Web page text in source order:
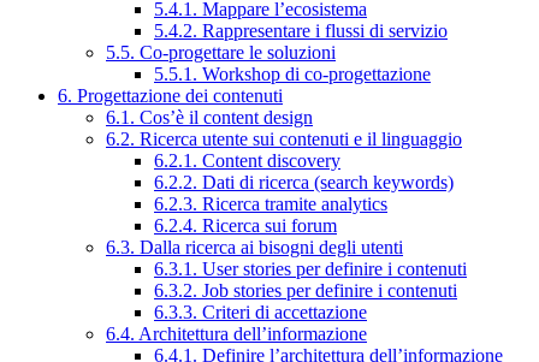
5.4.1. Mappare l’ecosistema
5.4.2. Rappresentare i flussi di servizio
5.5. Co-progettare le soluzioni
5.5.1. Workshop di co-progettazione
6. Progettazione dei contenuti
6.1. Cos’è il content design
6.2. Ricerca utente sui contenuti e il linguaggio
6.2.1. Content discovery
6.2.2. Dati di ricerca (search keywords)
6.2.3. Ricerca tramite analytics
6.2.4. Ricerca sui forum
6.3. Dalla ricerca ai bisogni degli utenti
6.3.1. User stories per definire i contenuti
6.3.2. Job stories per definire i contenuti
6.3.3. Criteri di accettazione
6.4. Architettura dell’informazione
6.4.1. Definire l’architettura dell’informazione